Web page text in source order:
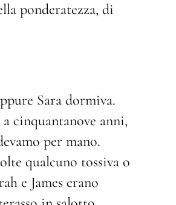
ponderatezza, di
Sara dormiva.
a cinquantanove anni,
per mano.
qualcuno tossiva o
e James erano